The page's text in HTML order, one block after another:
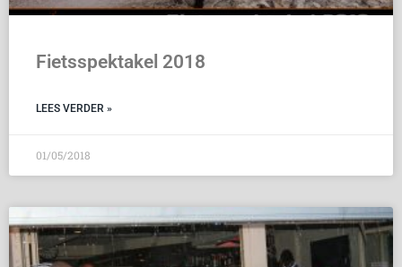
Fietsspektakel 2018
LEES VERDER »
01/05/2018